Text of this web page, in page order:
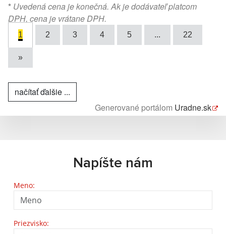
* Uvedená cena je konečná. Ak je dodávateľ platcom
DPH, cena je vrátane DPH.
1 2 3 4 5 ... 22
»
načítať ďalšie ...
Generované portálom Uradne.sk
Napíšte nám
Meno:
Priezvisko: